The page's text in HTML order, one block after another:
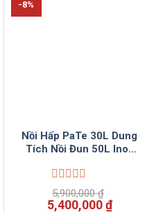
-8%
Nồi Hấp PaTe 30L Dung
Tích Nồi Đun 50L Inox
Được
xếp
5,900,000₫
Giá
5,400,000₫Giá